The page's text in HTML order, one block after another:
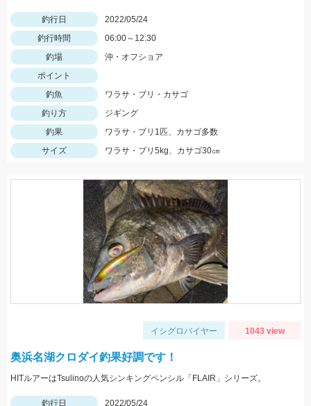
釣行日
2022/05/24
釣行時間
06:00～12:30
釣場
沖・オフショア
ポイント
釣魚
ワラサ・ブリ・カサゴ
釣り方
ジギング
釣果
ワラサ・ブリ1匹、カサゴ多数
サイズ
ワラサ・ブリ5kg、カサゴ30㎝
イシグロバイヤー 1043 view
奥浜名湖クロダイ釣果好調です！
HITルアーはTsulinoの人気シンキングペンシル「FLAIR」シリーズ。
釣行日 2022/05/24